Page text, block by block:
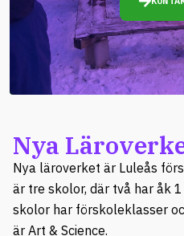
Nya
Nya läroverket är Luleås
är tre skolor, där två har åk
skolor har förskoleklasser
är Art & Science.